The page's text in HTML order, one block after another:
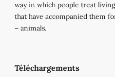
way in which people treat
that have accompanied them
– animals.
Téléchargements